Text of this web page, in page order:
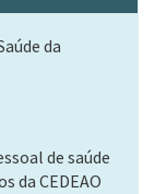
da
de saúde
da CEDEAO